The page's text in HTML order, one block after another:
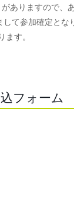
ありますので、
て参加確定とな
す。
フォーム